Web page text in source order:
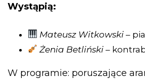
Wystąpią:
Mateusz Witkowski –
Żenia Betliński –
W programie: poruszające